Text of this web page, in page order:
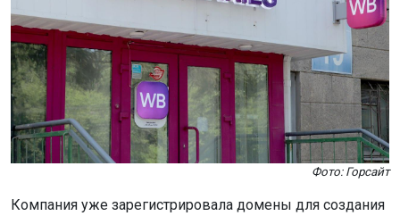
Фото: Горсайт
Компания уже зарегистрировала домены для создания